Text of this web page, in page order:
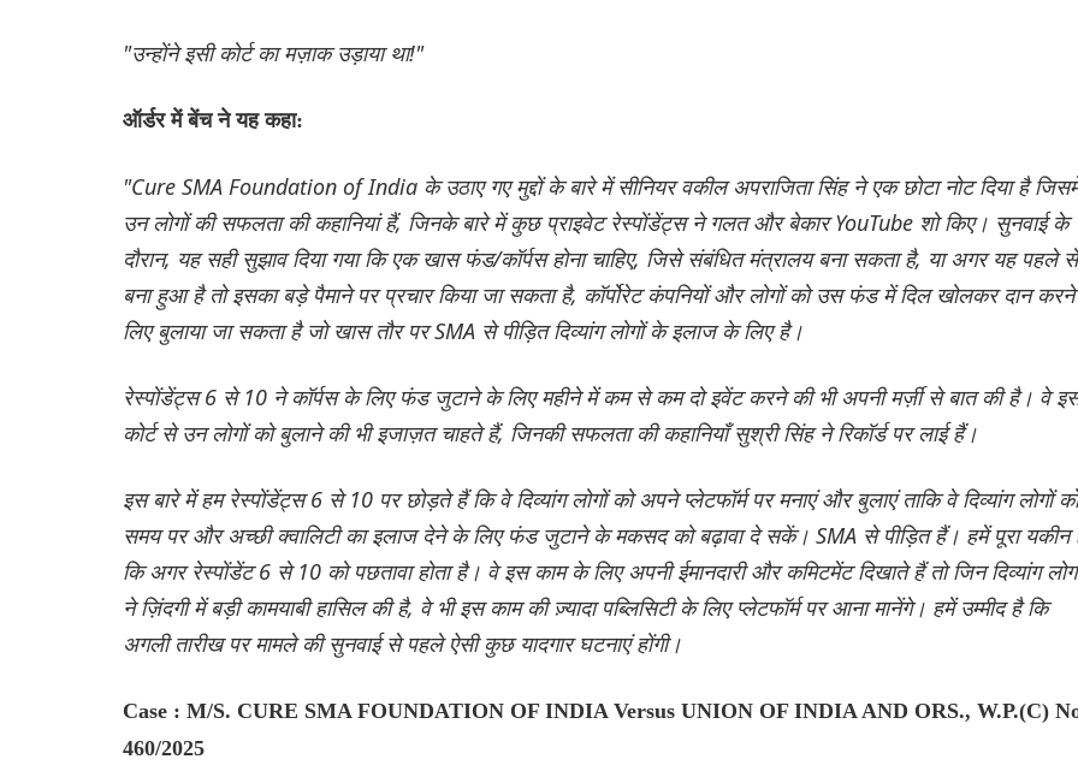
"उन्होंने इसी कोर्ट का मज़ाक उड़ाया था!"
ऑर्डर में बेंच ने यह कहा:
"Cure SMA Foundation of India के उठाए गए मुद्दों के बारे में सीनियर वकील अपराजिता सिंह ने एक छोटा नोट दिया है
उन लोगों की सफलता की कहानियां हैं, जिनके बारे में कुछ प्राइवेट रेस्पोंडेंट्स ने गलत और बेकार YouTube शो किए। सुनवाई के
दौरान, यह सही सुझाव दिया गया कि एक खास फंड/कॉर्पस होना चाहिए, जिसे संबंधित मंत्रालय बना सकता है, या अगर यह पहले से
बना हुआ है तो इसका बड़े पैमाने पर प्रचार किया जा सकता है, कॉर्पोरेट कंपनियों और लोगों को उस फंड में दिल खोलकर दान
लिए बुलाया जा सकता है जो खास तौर पर SMA से पीड़ित दिव्यांग लोगों के इलाज के लिए है।
रेस्पोंडेंट्स 6 से 10 ने कॉर्पस के लिए फंड जुटाने के लिए महीने में कम से कम दो इवेंट करने की भी अपनी मर्ज़ी से बात की है। वे
कोर्ट से उन लोगों को बुलाने की भी इजाज़त चाहते हैं, जिनकी सफलता की कहानियाँ सुश्री सिंह ने रिकॉर्ड पर लाई हैं।
इस बारे में हम रेस्पोंडेंट्स 6 से 10 पर छोड़ते हैं कि वे दिव्यांग लोगों को अपने प्लेटफॉर्म पर मनाएं और बुलाएं ताकि वे दिव्यांग लोगों को
समय पर और अच्छी क्वालिटी का इलाज देने के लिए फंड जुटाने के मकसद को बढ़ावा दे सकें। SMA से पीड़ित हैं। हमें पूरा यकीन
कि अगर रेस्पोंडेंट 6 से 10 को पछतावा होता है। वे इस काम के लिए अपनी ईमानदारी और कमिटमेंट दिखाते हैं तो जिन दिव्यांग
ने ज़िंदगी में बड़ी कामयाबी हासिल की है, वे भी इस काम की ज़्यादा पब्लिसिटी के लिए प्लेटफॉर्म पर आना मानेंगे। हमें उम्मीद है कि
अगली तारीख पर मामले की सुनवाई से पहले ऐसी कुछ यादगार घटनाएं होंगी।
Case : M/S. CURE SMA FOUNDATION OF INDIA Versus UNION OF INDIA AND ORS., W.P.(C)
460/2025